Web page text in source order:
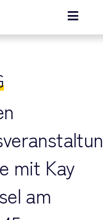
Toggle
mit Kay
am